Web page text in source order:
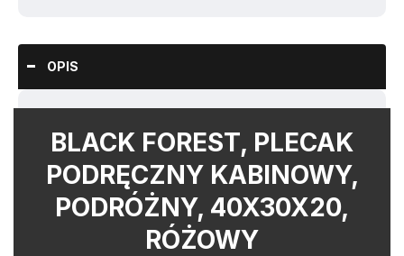
OPIS
BLACK FOREST, PLECAK
PODRĘCZNY KABINOWY,
PODRÓŻNY, 40X30X20,
RÓŻOWY